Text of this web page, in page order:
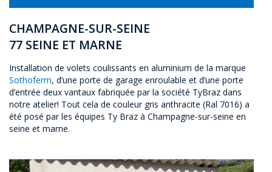
CHAMPAGNE-SUR-SEINE
77 SEINE ET MARNE
Installation de volets coulissants en aluminium de la marque
Sothoferm, d’une porte de garage enroulable et d’une porte
d’entrée deux vantaux fabriquée par la société TyBraz dans
notre atelier! Tout cela de couleur gris anthracite (Ral 7016) a
été posé par les équipes Ty Braz à Champagne-sur-seine en
seine et marne.